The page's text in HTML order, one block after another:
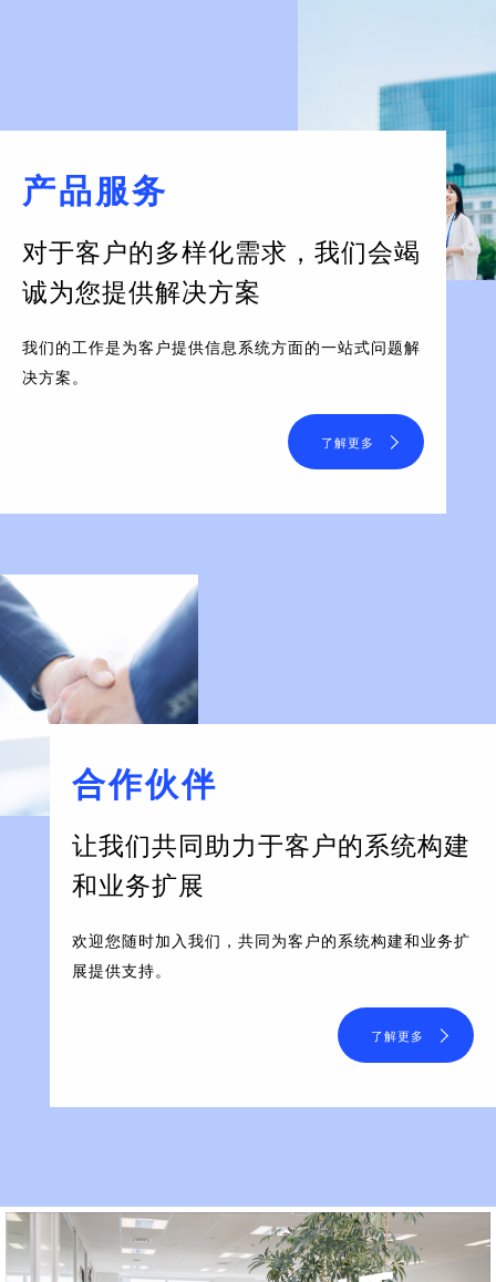
产品服务
对于客户的多样化需求， 我们会竭
诚为您提供解决方案
我们的工作是为客户提供信息系统方面的一站式问题解
决方案。
了解更多
合作伙伴
让我们共同助力于客户的系统构建
和业务扩展
欢迎您随时加入我们，共同为客户的系统构建和业务扩
展提供支持。
了解更多